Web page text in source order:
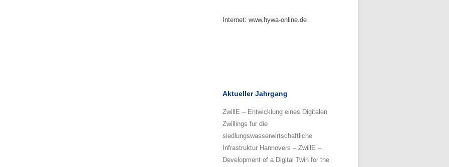
Internet: www.hywa-online.de
Aktueller Jahrgang
ZwillE – Entwicklung eines Digitalen
Zwillings fur die
siedlungswasserwirtschaftliche
Infrastruktur Hannovers – ZwillE –
Development of a Digital Twin for the